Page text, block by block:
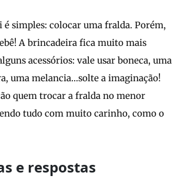
é simples: colocar uma fralda. Porém,
A brincadeira fica muito mais
acessórios: vale usar boneca, uma
uma melancia…solte a imaginação!
quem trocar a fralda no menor
tudo com muito carinho, como o
e respostas